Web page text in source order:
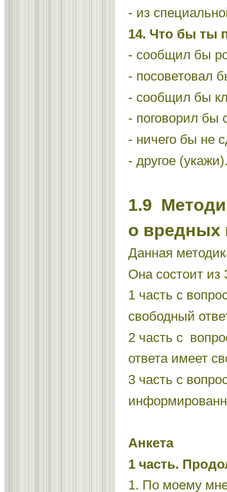
- из
14. Что бы ты
- сообщил бы
- посоветовал
- сообщил бы
- поговорил бы
- ничего бы не
- другое
1.9
о вредных
Данная
Она состоит из
1 часть с
свободный
2 часть с
ответа имеет
3 часть с
Анкета
1 часть.
1. По моему